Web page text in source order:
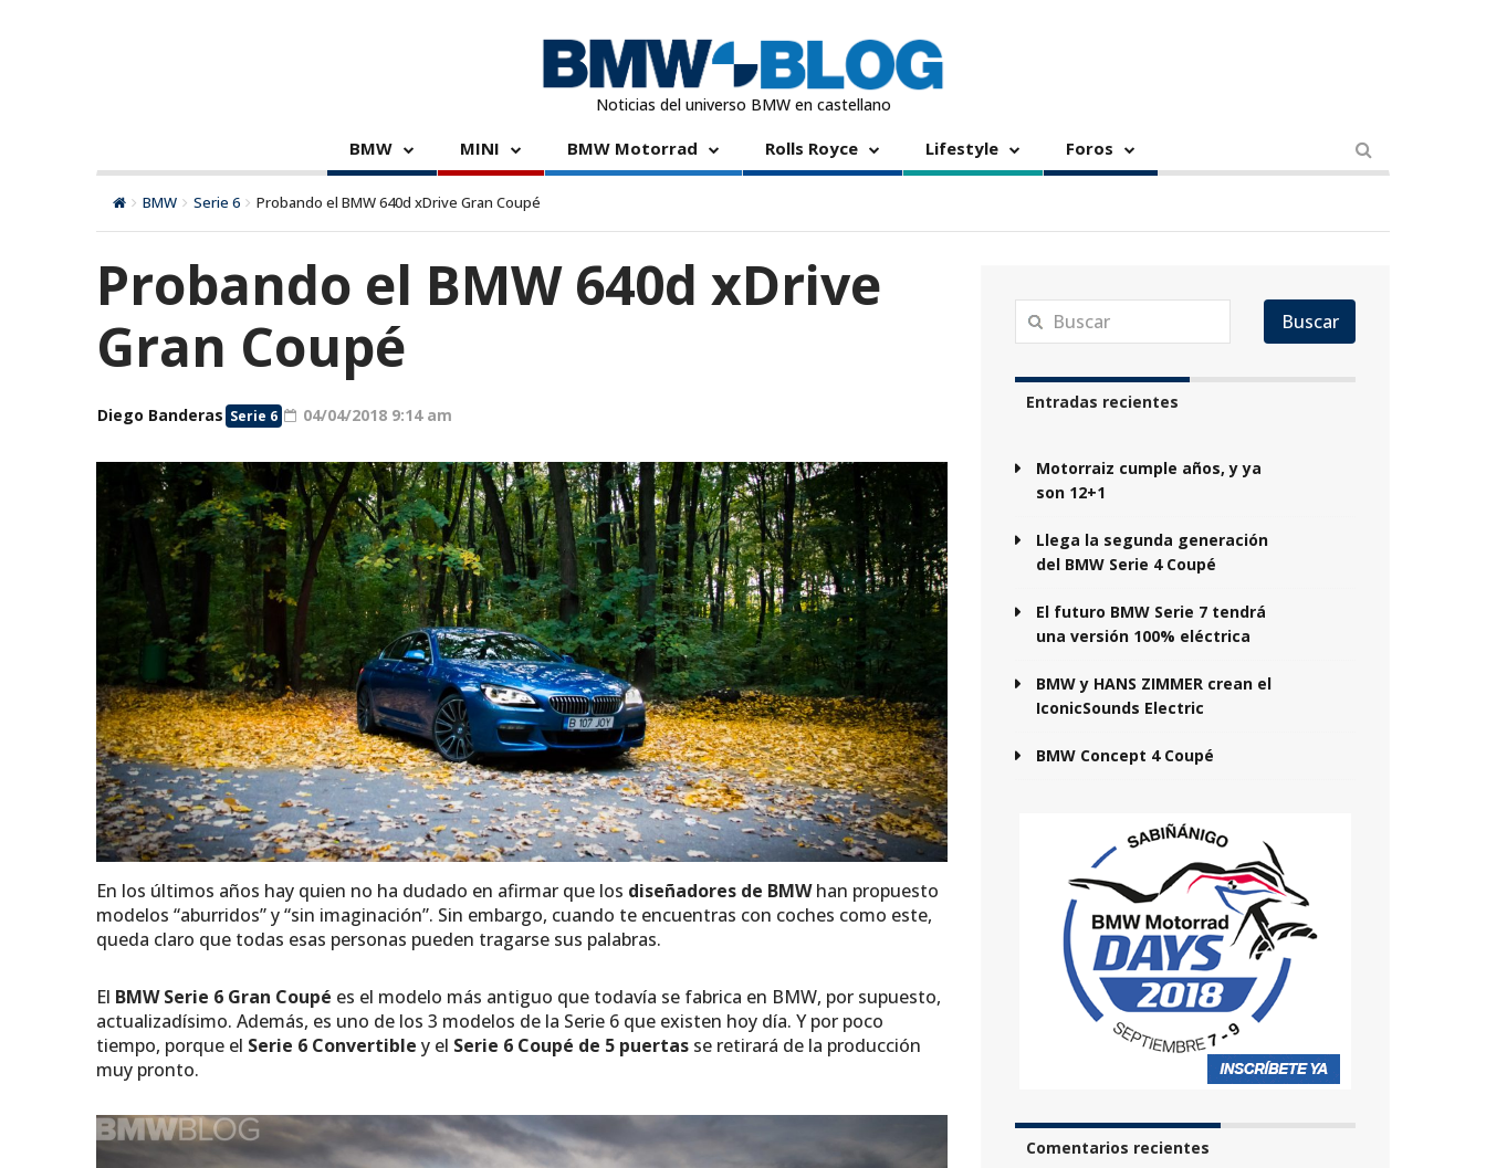
Noticias del universo BMW en castellano
BMW MINI BMW Motorrad Rolls Royce Lifestyle Foros
BMW Serie 6 Probando el BMW 640d xDrive Gran Coupé
Probando el BMW 640d xDrive
Gran Coupé
Diego Banderas Serie 6 04/04/2018 9:14 am
En los últimos años hay quien no ha dudado en afirmar que los diseñadores de BMWhan propuesto
modelos “aburridos” y “sin imaginación”. Sin embargo, cuando te encuentras con coches como este,
queda claro que todas esas personas pueden tragarse sus palabras.
El BMW Serie 6 Gran Coupé es el modelo más antiguo que todavía se fabrica en BMW, por supuesto,
actualizadísimo. Además, es uno de los 3 modelos de la Serie 6 que existen hoy día. Y por poco
tiempo, porque el Serie 6 Convertible y el Serie 6 Coupé de 5 puertas se retirará de la producción
muy pronto.
Buscar
Entradas recientes
Motorraiz cumple años, y ya
son 12+1
Llega la segunda generación
del BMW Serie 4 Coupé
El futuro BMW Serie 7 tendrá
una versión 100% eléctrica
BMW y HANS ZIMMER crean el
IconicSounds Electric
BMW Concept 4 Coupé
Comentarios recientes